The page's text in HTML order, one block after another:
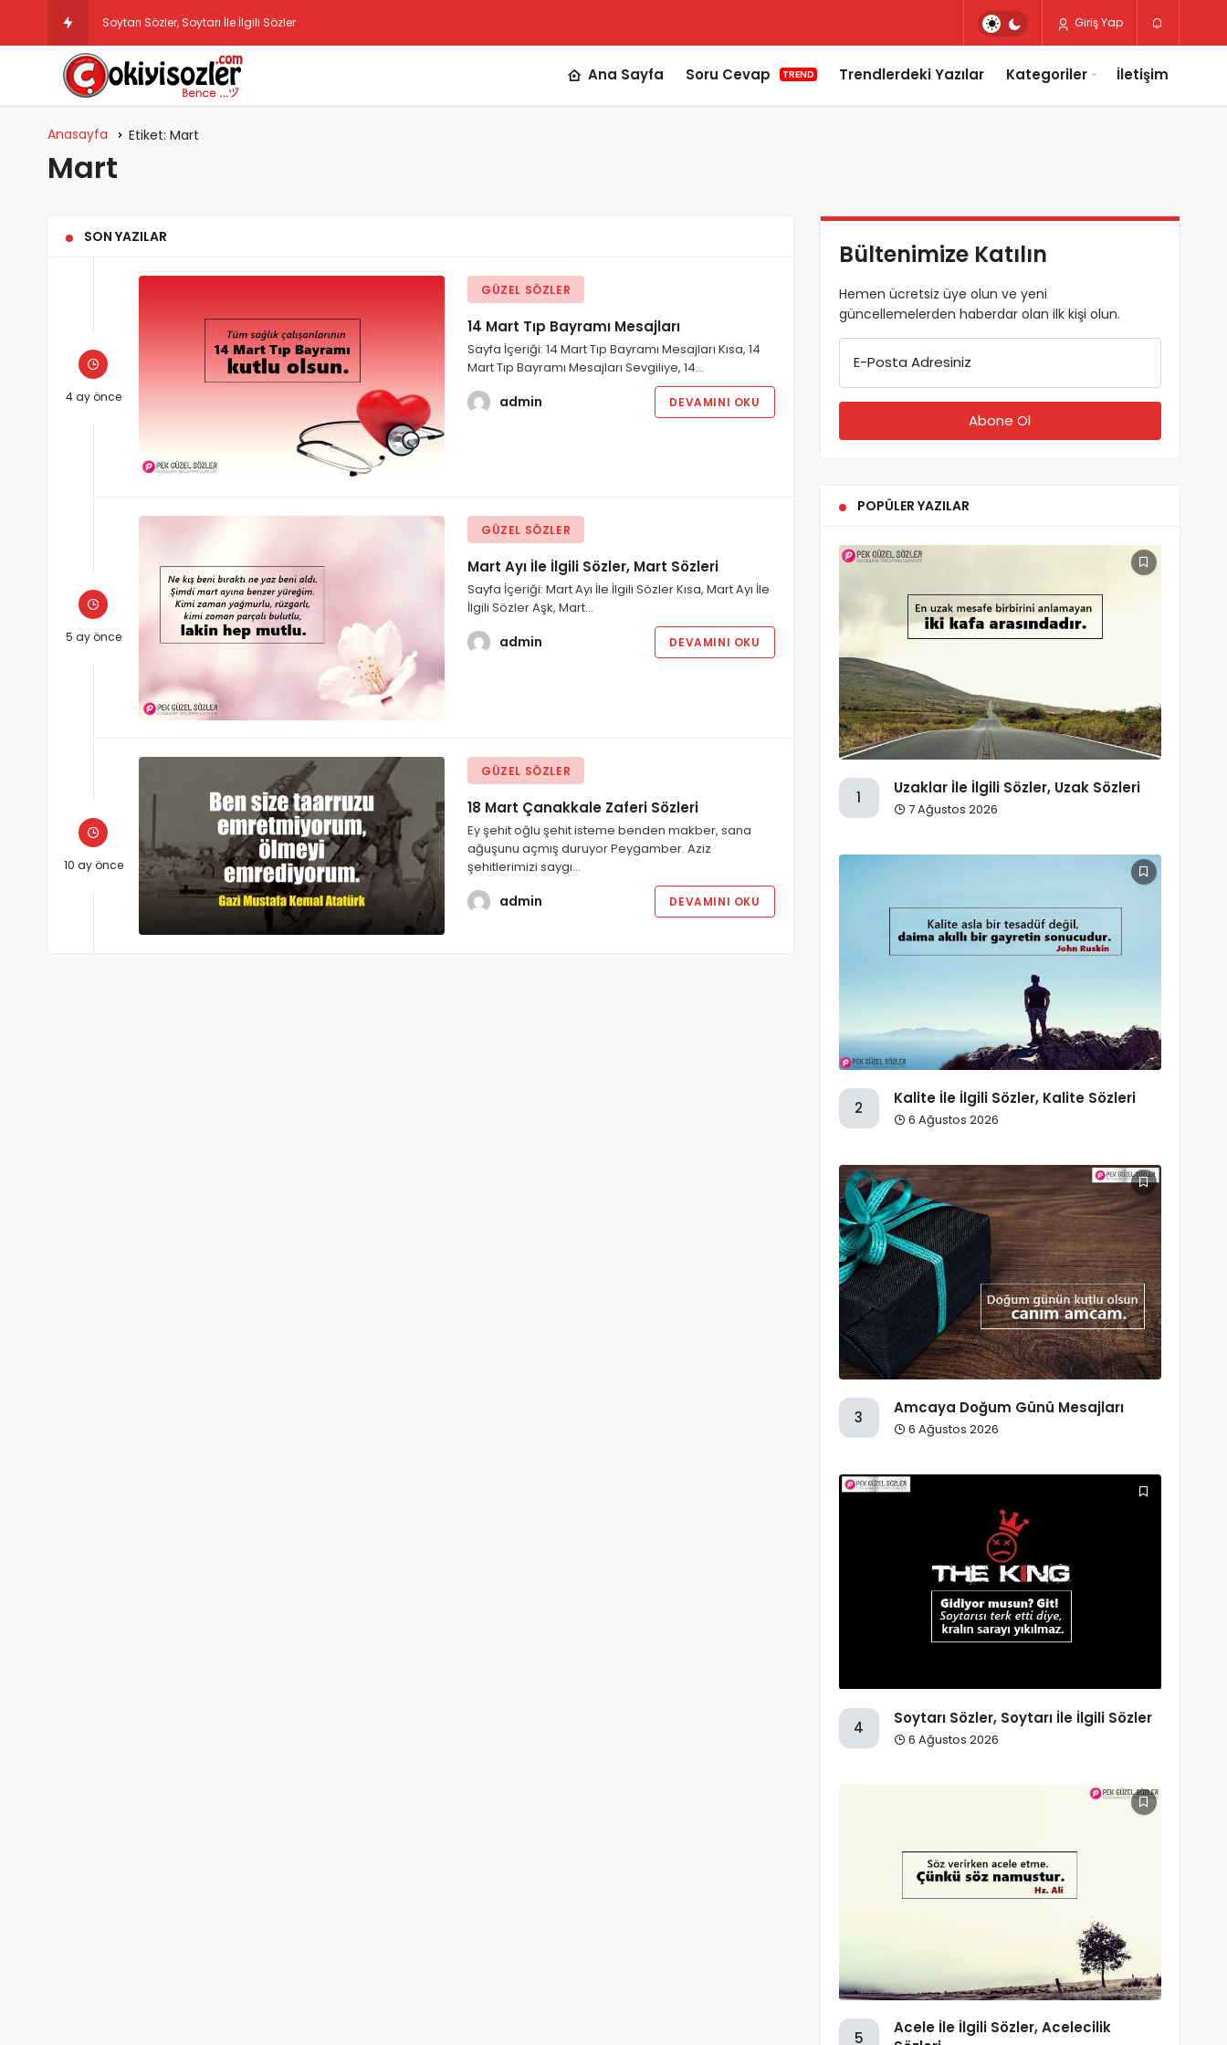
Soytarı Sözler, Soytarı İle İlgili Sözler Giriş Yap
Ana Sayfa Soru Cevap TREND Trendlerdeki Yazılar Kategoriler İletişim
Anasayfa Etiket: Mart
Mart
SON YAZILAR
4 ay önce
GÜZEL SÖZLER
14 Mart Tıp Bayramı Mesajları
Sayfa İçeriği: 14 Mart Tıp Bayramı Mesajları Kısa, 14
Mart Tıp Bayramı Mesajları Sevgiliye, 14…
admin DEVAMINI OKU
5 ay önce
GÜZEL SÖZLER
Mart Ayı İle İlgili Sözler, Mart Sözleri
Sayfa İçeriği: Mart Ayı İle İlgili Sözler Kısa, Mart Ayı İle
İlgili Sözler Aşk, Mart…
admin DEVAMINI OKU
10 ay önce
GÜZEL SÖZLER
18 Mart Çanakkale Zaferi Sözleri
Ey şehit oğlu şehit isteme benden makber, sana
ağuşunu açmış duruyor Peygamber. Aziz
şehitlerimizi saygı…
admin DEVAMINI OKU
Bültenimize Katılın
Hemen ücretsiz üye olun ve yeni
güncellemelerden haberdar olan ilk kişi olun.
E-Posta Adresiniz
POPÜLER YAZILAR
1
Uzaklar İle İlgili Sözler, Uzak Sözleri
7 Ağustos 2026
2
Kalite İle İlgili Sözler, Kalite Sözleri
6 Ağustos 2026
3
Amcaya Doğum Günü Mesajları
6 Ağustos 2026
4
Soytarı Sözler, Soytarı İle İlgili Sözler
6 Ağustos 2026
5
Acele İle İlgili Sözler, Acelecilik